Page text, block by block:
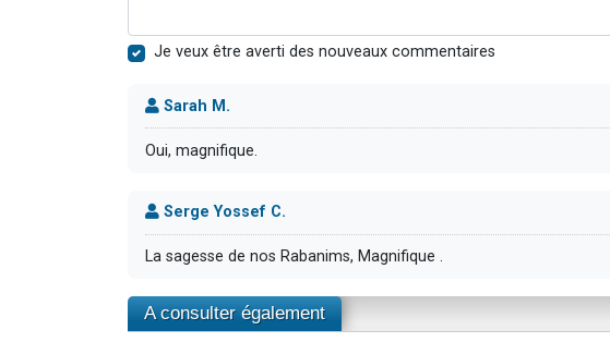
Je veux être averti des nouveaux commentaires
Sarah M.
Oui, magnifique.
Serge Yossef C.
La sagesse de nos Rabanims, Magnifique .
A consulter également